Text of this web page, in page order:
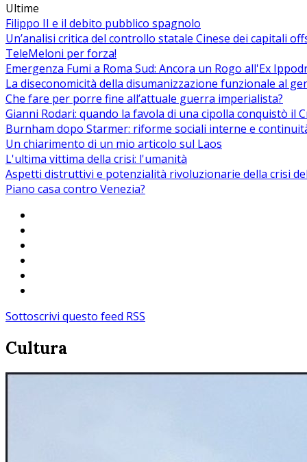
Ultime
Filippo II e il debito pubblico spagnolo
Un’analisi critica del controllo statale Cinese dei capitali
TeleMeloni per forza!
Emergenza Fumi a Roma Sud: Ancora un Rogo all'Ex
La diseconomicità della disumanizzazione funzionale al
Che fare per porre fine all’attuale guerra imperialista?
Gianni Rodari: quando la favola di una cipolla conquistò il
Burnham dopo Starmer: riforme sociali interne e
Un chiarimento di un mio articolo sul Laos
L'ultima vittima della crisi: l'umanità
Aspetti distruttivi e potenzialità rivoluzionarie della crisi
Piano casa contro Venezia?
Sottoscrivi questo feed RSS
Cultura